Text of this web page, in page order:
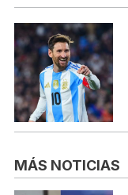
MÁS NOTICIAS